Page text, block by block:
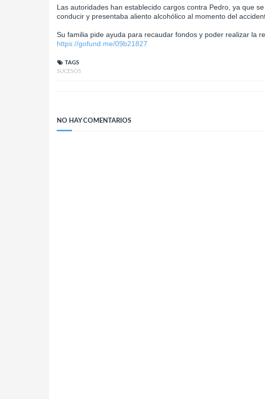
Las autoridades han establecido cargos contra Pedro, ya que
conducir y presentaba aliento alcohólico al momento del
Su familia pide ayuda para recaudar fondos y poder realizar la
https://gofund.me/09b21827
TAGS
SUCESOS
NO HAY COMENTARIOS